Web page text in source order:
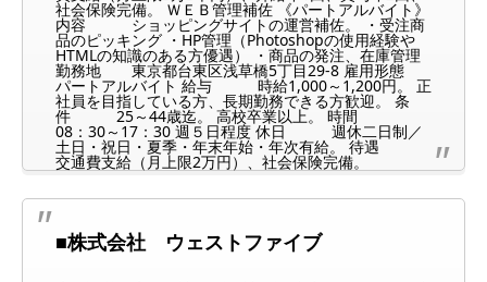
社会保険完備。 ＷＥＢ管理補佐 《パートアルバイト》
内容 ショッピングサイトの運営補佐。 ・受注商
品のピッキング ・HP管理（Photoshopの使用経験や
HTMLの知識のある方優遇） ・商品の発注、在庫管理
勤務地 東京都台東区浅草橋5丁目29-8 雇用形態
パートアルバイト 給与 時給1,000～1,200円。 正
社員を目指している方、長期勤務できる方歓迎。 条
件 25～44歳迄。 高校卒業以上。 時間
08：30～17：30 週５日程度 休日 週休二日制／
土日・祝日・夏季・年末年始・年次有給。 待遇
交通費支給（月上限2万円）、社会保険完備。
■株式会社 ウェストファイブ